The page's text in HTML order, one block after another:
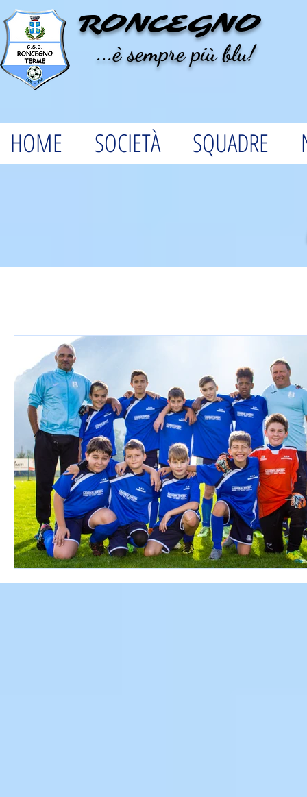
RONCEGNO
...è sempre più blu!
HOME SOCIETÀ SQUADRE